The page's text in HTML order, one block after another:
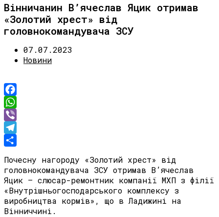
Вінничанин В’ячеслав Яцик отримав
«Золотий хрест» від
головнокомандувача ЗСУ
07.07.2023
Новини
Facebook
WhatsApp
Viber
Telegram
Почесну нагороду «Золотий хрест» від
головнокомандувача ЗСУ отримав В’ячеслав
Яцик – слюсар-ремонтник компанії МХП з філії
«Внутрішньогосподарського комплексу з
виробництва кормів», що в Ладижині на
Вінниччині.